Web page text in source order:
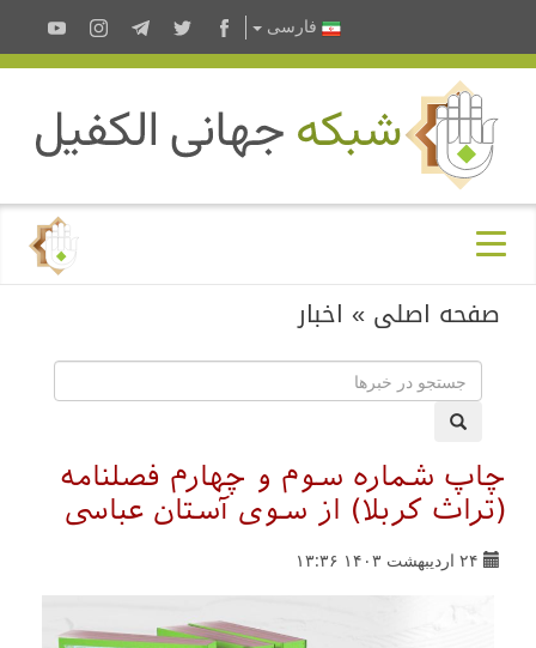
فارسى
صفحه اصلی » اخبار
چاپ شماره سوم و چهارم فصلنامه
(تراث کربلا) از سوی آستان عباسی
۲۴ اردیبهشت ۱۴۰۳ ۱۳:۳۶